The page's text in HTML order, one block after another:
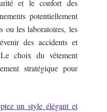
et le confort des
potentiellement
ou les laboratoires, les
des accidents et
choix du vêtement
stratégique pour
un style élégant et